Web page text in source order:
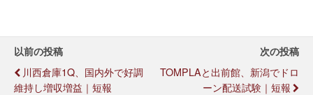
以前の投稿
川西倉庫1Q、国内外で好調
維持し増収増益｜短報
次の投稿
TOMPLAと出前館、新潟でドロ
ーン配送試験｜短報